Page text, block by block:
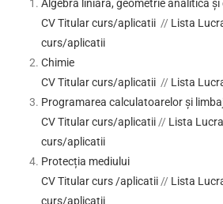
Algebră liniară, geometrie analitică
CV Titular curs/aplicatii // Lista
curs/aplicatii
Chimie
CV Titular curs/aplicatii // Lista
Programarea calculatoarelor și
CV Titular curs/aplicatii // Lista
curs/aplicatii
Protecția mediului
CV Titular curs /aplicatii // Lista
curs/aplicatii